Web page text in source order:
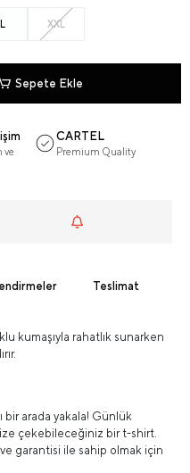
XXL
Sepete Ekle
ve
CARTEL
Premium Quality
Teslimat
kumaşıyla rahatlık sunarken
arada yakala! Günlük
çekebileceğiniz bir t-shirt.
garantisi ile sahip olmak için